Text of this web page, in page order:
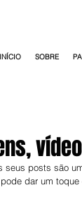
INÍCIO SOBRE
posts são
dar um